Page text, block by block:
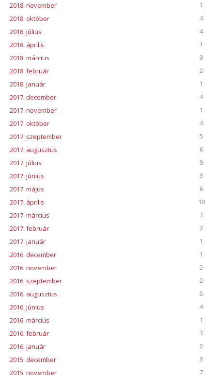
2018. november
1
2018. október
4
2018. július
4
2018. április
1
2018. március
3
2018. február
2
2018. január
1
2017. december
4
2017. november
1
2017. október
4
2017. szeptember
5
2017. augusztus
6
2017. július
9
2017. június
3
2017. május
6
2017. április
10
2017. március
3
2017. február
2
2017. január
1
2016. december
1
2016. november
2
2016. szeptember
2
2016. augusztus
5
2016. június
4
2016. március
1
2016. február
3
2016. január
2
2015. december
3
2015. november
7